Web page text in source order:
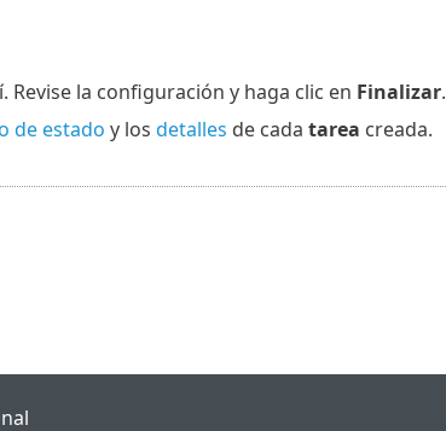
la configuración y haga clic en Finalizar.
de estado y los detalles de cada tarea creada.